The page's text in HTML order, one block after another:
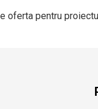
oferta pentru